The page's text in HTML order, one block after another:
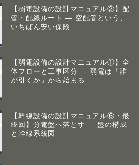
【弱電設備の設計マニュアル②】配
管・配線ルート ― 空配管という、
いちばん安い保険
【弱電設備の設計マニュアル①】全
体フローと工事区分 ― 弱電は「誰
が引くか」から始まる
【幹線設備の設計マニュアル⑥・最
終回】分電盤へ落とす ― 盤の構成
と幹線系統図